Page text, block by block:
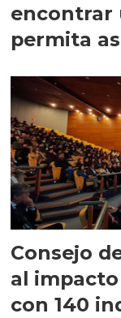
encontrar
permita
Consejo
al
con 140